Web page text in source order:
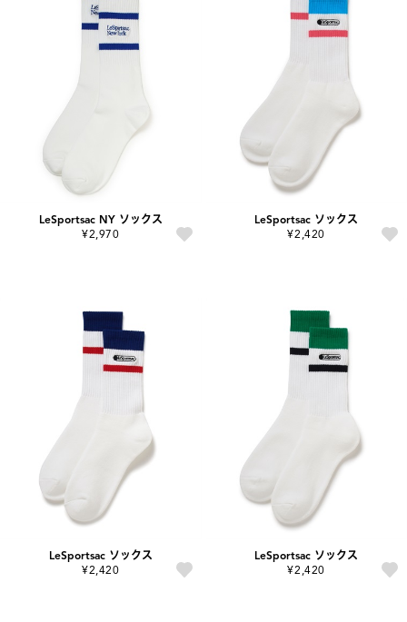
LeSportsac NY ソックス
¥2,970
LeSportsac ソックス
¥2,420
LeSportsac ソックス
¥2,420
LeSportsac ソックス
¥2,420